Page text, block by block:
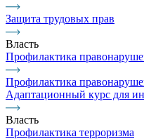
Защита трудовых прав
Власть
Профилактика
Профилактика
Адаптационный курс для
Власть
Профилактика терроризма